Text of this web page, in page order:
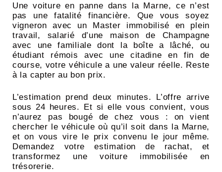
Une voiture en panne dans la Marne, ce n’est
pas une fatalité financière. Que vous soyez
vigneron avec un Master immobilisé en plein
travail, salarié d’une maison de Champagne
avec une familiale dont la boîte a lâché, ou
étudiant rémois avec une citadine en fin de
course, votre véhicule a une valeur réelle. Reste
à la capter au bon prix.
L’estimation prend deux minutes. L’offre arrive
sous 24 heures. Et si elle vous convient, vous
n’aurez pas bougé de chez vous : on vient
chercher le véhicule où qu’il soit dans la Marne,
et on vous vire le prix convenu le jour même.
Demandez votre estimation de rachat, et
transformez une voiture immobilisée en
trésorerie.